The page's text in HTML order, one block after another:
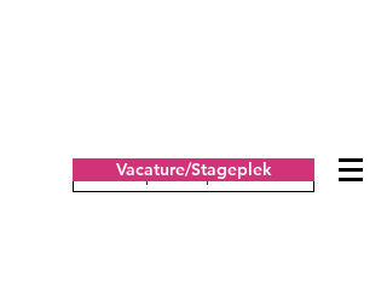
Afspraak inplannen
Vacature/Stageplek